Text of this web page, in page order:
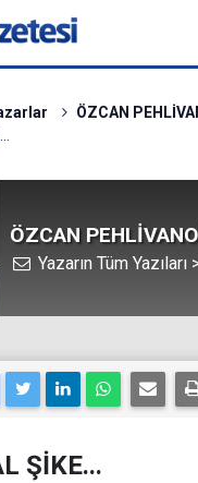
ÖZCAN
ÖZCAN
Yazarın Tüm Yazıları
ŞİKE...